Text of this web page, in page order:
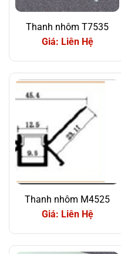
Thanh nhôm T7535
Giá: Liên Hệ
Thanh nhôm M4525
Giá: Liên Hệ